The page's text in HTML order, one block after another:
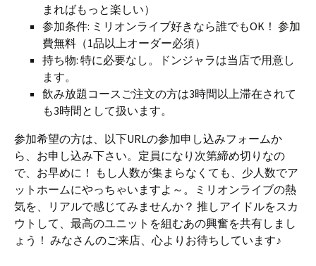
まればもっと楽しい）
参加条件: ミリオンライブ好きなら誰でもOK！ 参加
費無料（1品以上オーダー必須）
持ち物: 特に必要なし。ドンジャラは当店で用意し
ます。
飲み放題コースご注文の方は3時間以上滞在されて
も3時間として扱います。
参加希望の方は、以下URLの参加申し込みフォームか
ら、お申し込み下さい。定員になり次第締め切りなの
で、お早めに！ もし人数が集まらなくても、少人数でア
ットホームにやっちゃいますよ～。ミリオンライブの熱
気を、リアルで感じてみませんか？ 推しアイドルをスカ
ウトして、最高のユニットを組むあの興奮を共有しまし
ょう！ みなさんのご来店、心よりお待ちしています♪